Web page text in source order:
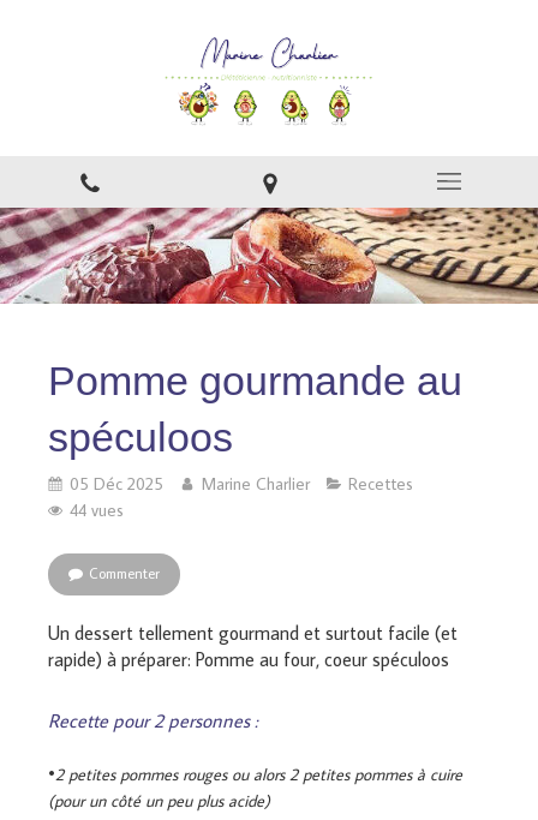
Pomme gourmande au
spéculoos
05 Déc 2025 Marine Charlier
Recettes
44 vues
Commenter
Un dessert tellement gourmand et surtout facile (et
rapide) à préparer: Pomme au four, coeur spéculoos
Recette pour 2 personnes :
•2 petites pommes rouges ou alors 2 petites pommes à cuire
(pour un côté un peu plus acide)